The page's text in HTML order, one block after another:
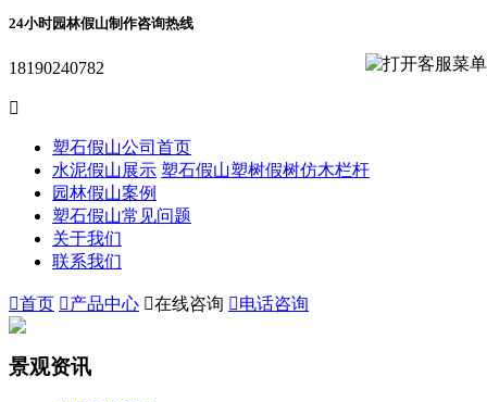
24小时园林假山制作咨询热线
18190240782

塑石假山公司首页
水泥假山展示 塑石假山塑树假树仿木栏杆
园林假山案例
塑石假山常见问题
关于我们
联系我们
首页 产品中心 在线咨询 电话咨询
景观资讯